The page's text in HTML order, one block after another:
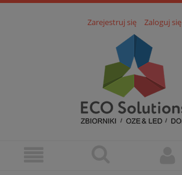
Zarejestruj się Zaloguj się